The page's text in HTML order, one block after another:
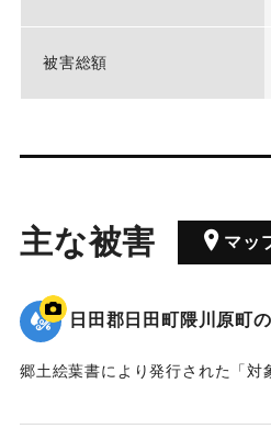
被害総額
主な被害 マッ
日田郡日田町隈川原町
郷土絵葉書により発行された「対